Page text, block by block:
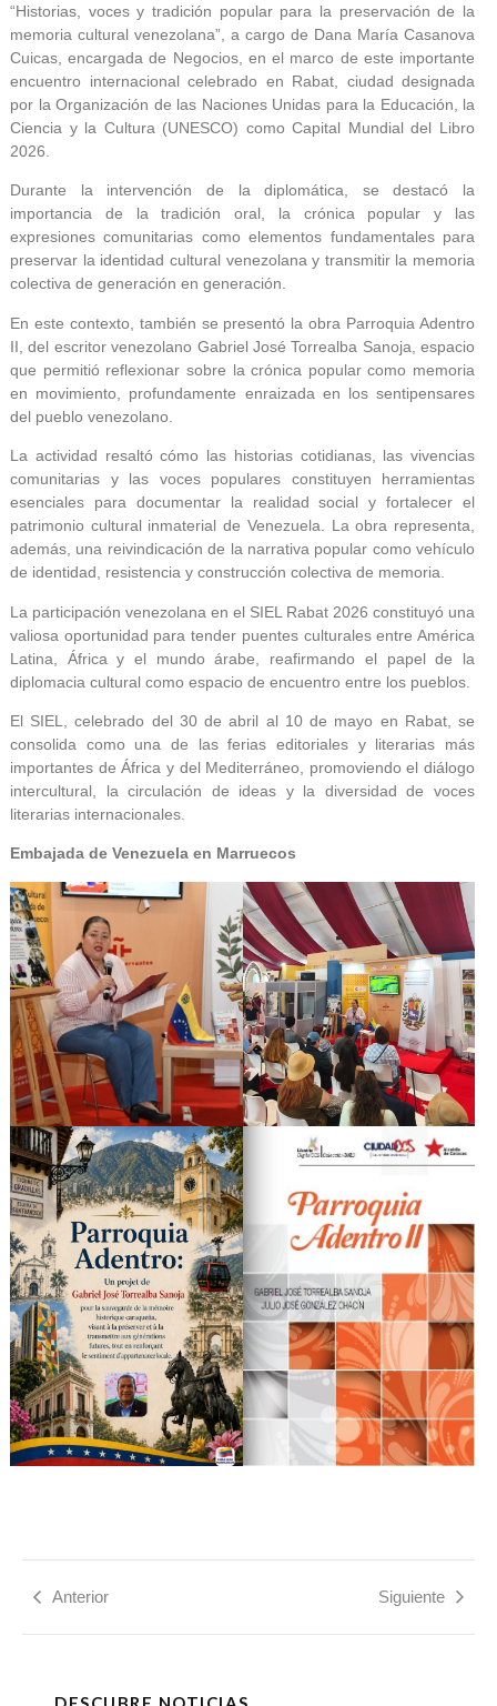
“Historias, voces y tradición popular para la preservación de la
memoria cultural venezolana”, a cargo de Dana María Casanova
Cuicas, encargada de Negocios, en el marco de este importante
encuentro internacional celebrado en Rabat, ciudad designada
por la Organización de las Naciones Unidas para la Educación, la
Ciencia y la Cultura (UNESCO) como Capital Mundial del Libro
2026.
Durante la intervención de la diplomática, se destacó la
importancia de la tradición oral, la crónica popular y las
expresiones comunitarias como elementos fundamentales para
preservar la identidad cultural venezolana y transmitir la memoria
colectiva de generación en generación.
En este contexto, también se presentó la obra Parroquia Adentro
II, del escritor venezolano Gabriel José Torrealba Sanoja, espacio
que permitió reflexionar sobre la crónica popular como memoria
en movimiento, profundamente enraizada en los sentipensares
del pueblo venezolano.
La actividad resaltó cómo las historias cotidianas, las vivencias
comunitarias y las voces populares constituyen herramientas
esenciales para documentar la realidad social y fortalecer el
patrimonio cultural inmaterial de Venezuela. La obra representa,
además, una reivindicación de la narrativa popular como vehículo
de identidad, resistencia y construcción colectiva de memoria.
La participación venezolana en el SIEL Rabat 2026 constituyó una
valiosa oportunidad para tender puentes culturales entre América
Latina, África y el mundo árabe, reafirmando el papel de la
diplomacia cultural como espacio de encuentro entre los pueblos.
El SIEL, celebrado del 30 de abril al 10 de mayo en Rabat, se
consolida como una de las ferias editoriales y literarias más
importantes de África y del Mediterráneo, promoviendo el diálogo
intercultural, la circulación de ideas y la diversidad de voces
literarias internacionales.
Embajada de Venezuela en Marruecos
Anterior Siguiente